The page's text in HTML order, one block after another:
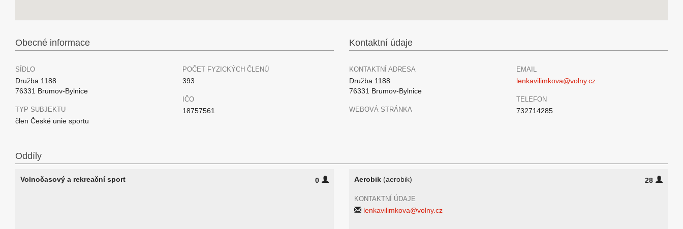
Obecné informace
SÍDLO
Družba 1188
76331 Brumov-Bylnice
TYP SUBJEKTU
člen České unie sportu
POČET FYZICKÝCH ČLENŮ
393
IČO
18757561
Kontaktní údaje
KONTAKTNÍ ADRESA
Družba 1188
76331 Brumov-Bylnice
WEBOVÁ STRÁNKA
EMAIL
lenkavilimkova@volny.cz
TELEFON
732714285
Oddíly
Volnočasový a rekreační sport 0 Aerobik (aerobik) 28
KONTAKTNÍ ÚDAJE
lenkavilimkova@volny.cz